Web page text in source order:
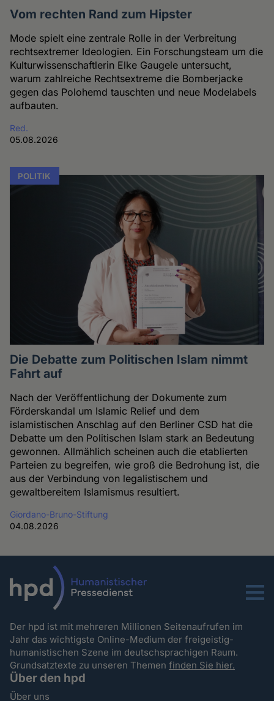
Vom rechten Rand zum Hipster
Mode spielt eine zentrale Rolle in der Verbreitung
rechtsextremer Ideologien. Ein Forschungsteam um die
Kulturwissenschaftlerin Elke Gaugele untersucht,
warum zahlreiche Rechtsextreme die Bomberjacke
gegen das Polohemd tauschten und neue Modelabels
aufbauten.
Red.
05.08.2026
POLITIK
Die Debatte zum Politischen Islam nimmt
Fahrt auf
Nach der Veröffentlichung der Dokumente zum
Förderskandal um Islamic Relief und dem
islamistischen Anschlag auf den Berliner CSD hat die
Debatte um den Politischen Islam stark an Bedeutung
gewonnen. Allmählich scheinen auch die etablierten
Parteien zu begreifen, wie groß die Bedrohung ist, die
aus der Verbindung von legalistischem und
gewaltbereitem Islamismus resultiert.
Giordano-Bruno-Stiftung
04.08.2026
Menu
Der hpd ist mit mehreren Millionen Seitenaufrufen im
Jahr das wichtigste Online-Medium der freigeistig-
humanistischen Szene im deutschsprachigen Raum.
Grundsatztexte zu unseren Themenfinden Sie hier.
Über den hpd
Über uns